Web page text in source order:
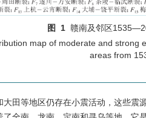
图 1 赣南及邻区
map of moderate and strong
areas from
大田等地区仍存在小震活动，这些